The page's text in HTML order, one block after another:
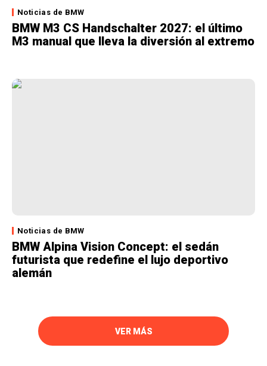
Noticias de BMW
BMW M3 CS Handschalter 2027: el último
M3 manual que lleva la diversión al extremo
Noticias de BMW
BMW Alpina Vision Concept: el sedán
futurista que redefine el lujo deportivo
alemán
VER MÁS